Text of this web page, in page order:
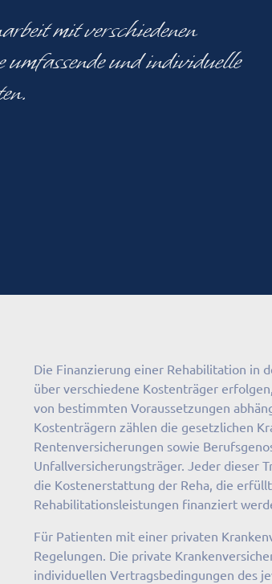
mit verschiedenen
und individuelle
Die Finanzierung einer Rehabilitation in
über verschiedene Kostenträger
von bestimmten Voraussetzungen
Kostenträgern zählen die gesetzlichen
Rentenversicherungen sowie
Unfallversicherungsträger. Jeder dieser
die Kostenerstattung der Reha, die
Rehabilitationsleistungen finanziert
Für Patienten mit einer privaten
Regelungen. Die private
individuellen Vertragsbedingungen des